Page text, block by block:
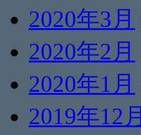
2020年3月
2020年2月
2020年1月
2019年12月